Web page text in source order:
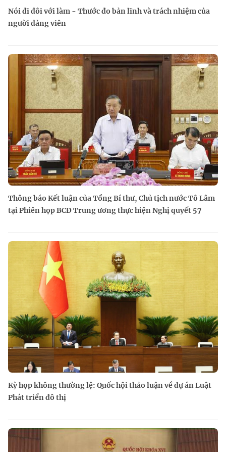
Nói đi đôi với làm - Thước đo bản lĩnh và trách nhiệm của
người đảng viên
Thông báo Kết luận của Tổng Bí thư, Chủ tịch nước Tô Lâm
tại Phiên họp BCĐ Trung ương thực hiện Nghị quyết 57
Kỳ họp không thường lệ: Quốc hội thảo luận về dự án Luật
Phát triển đô thị